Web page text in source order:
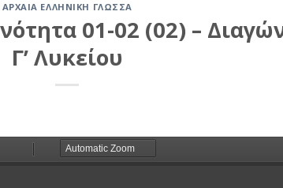
ΑΡΧΑΊΑ ΕΛΛΗΝΙΚΉ ΓΛΏΣΣΑ
01-02 (02) –
Γ’ Λυκείου